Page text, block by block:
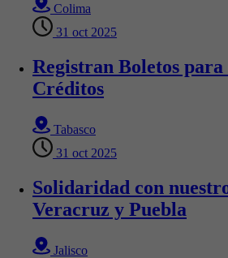
Colima
31 oct 2025
Registran Boletos para
Créditos
Tabasco
31 oct 2025
Solidaridad con
Veracruz y Puebla
Jalisco